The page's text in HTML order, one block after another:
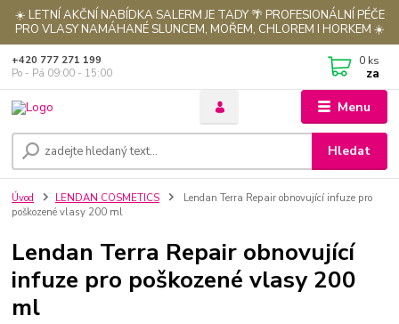
☀️ LETNÍ AKČNÍ NABÍDKA SALERM JE TADY 🌴 PROFESIONÁLNÍ PÉČE
PRO VLASY NAMÁHANÉ SLUNCEM, MOŘEM, CHLOREM I HORKEM ☀️
Menu
Hledat
+420 777 271 199
Po - Pá 09:00 - 15:00
0 ks
za
Úvod LENDAN COSMETICS
Lendan Terra Repair obnovující infuze pro
poškozené vlasy 200 ml
Lendan Terra Repair obnovující
infuze pro poškozené vlasy 200
ml